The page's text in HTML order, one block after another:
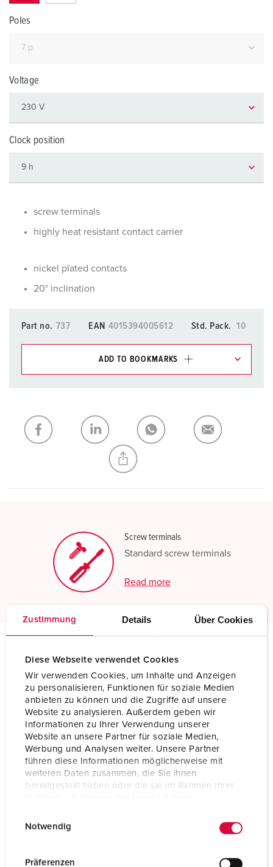
Zustimmung Details Über Cookies
Diese Webseite verwendet Cookies
Wir verwenden Cookies, um Inhalte und Anzeigen
zu personalisieren, Funktionen für soziale Medien
anbieten zu können und die Zugriffe auf unsere
Website zu analysieren. Außerdem geben wir
Informationen zu Ihrer Verwendung unserer
Website an unsere Partner für soziale Medien,
Werbung und Analysen weiter. Unsere Partner
führen diese Informationen möglicherweise mit
weiteren Daten zusammen, die Sie ihnen
bereitgestellt haben oder die sie im Rahmen Ihrer
Notwendig
Präferenzen
Poles
Voltage
Clock position
screw terminals
highly heat resistant contact carrier
nickel plated contacts
20° inclination
Part no. 737 EAN 4015394005612 Std. Pack. 10
ADD TO BOOKMARKS
My list ADD
CREATE A NEW LIST
Screw terminals
Standard screw terminals
Read more
Technical specifications
Panel mounted receptacle 737
Ampere 16 A
Poles 7 p
Voltage 230 V
Clock position 9 h
Connection technology